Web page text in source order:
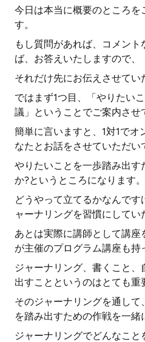
今日は本当に概要のところを
す。
もし質問があれば、コメン
ば、お答えいたしますので、
それだけ先にお伝えさせてい
ではまず1つ目、「やりたい
議」ということでご案内させ
簡単に言いますと、1対1で
なたとお話をさせていただい
やりたいことを一歩踏み出す
か?というところになります。
どうやって立てるかなんで
ャーナリングを習慣にしてい
あとは実際に講師として講
が主催のプログラム講座も持
ジャーナリング、書くこと、
出すことというのはとても重
そのジャーナリングを通し
を踏み出すための作戦を一緒
ジャーナリングでどんなこと